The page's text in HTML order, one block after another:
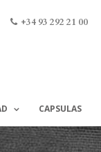
+34 93 292 21 00
CAPSULAS